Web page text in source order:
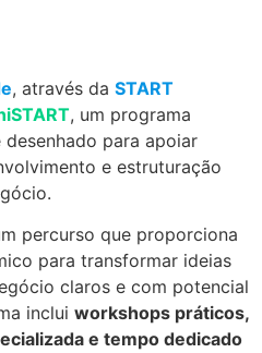
, através da START
, um programa
desenhado para apoiar
e estruturação
percurso que proporciona
para transformar ideias
claros e com potencial
inclui workshops práticos,
e tempo dedicado